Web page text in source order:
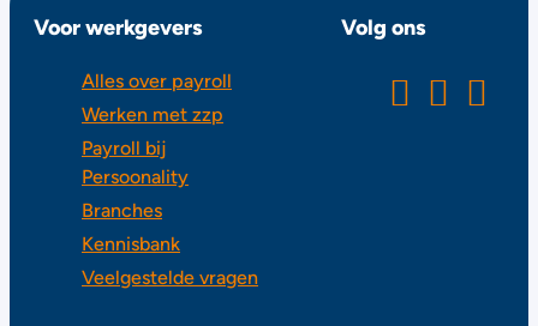
Voor werkgevers
Alles over payroll
Werken met zzp
Payroll bij
Persoonality
Branches
Kennisbank
Veelgestelde vragen
Volg ons